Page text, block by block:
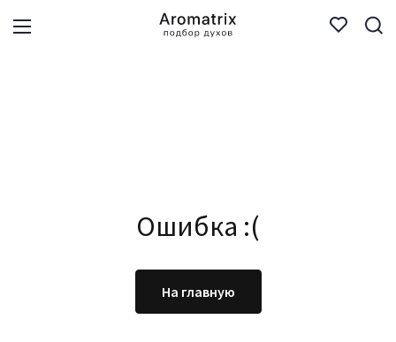
Ошибка :(
На главную